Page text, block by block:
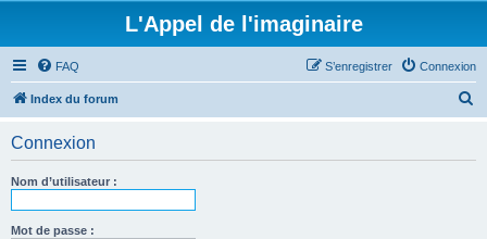
L'Appel de l'imaginaire
FAQ Connexion
S’enregistrer
Index du forum
Connexion
Nom d’utilisateur :
Mot de passe :